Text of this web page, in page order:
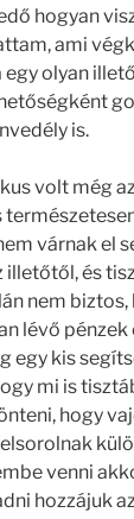
hogyan
ami
olyan
is.
volt még
várnak el
és
nem
lévő
egy kis
mi is
hogy
venni
hozzájuk